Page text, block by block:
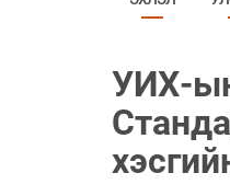
УИХ-ын